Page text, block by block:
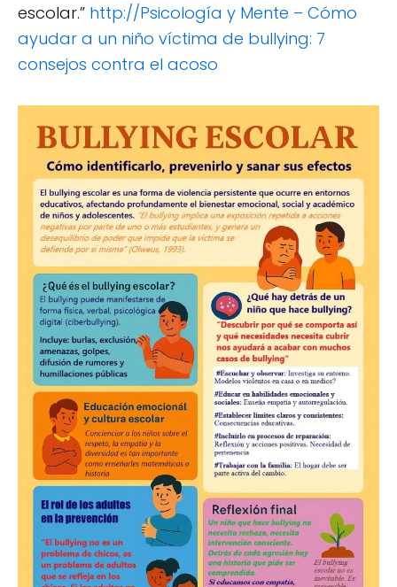
escolar.” http://Psicología y Mente – Cómo
ayudar a un niño víctima de bullying: 7
consejos contra el acoso